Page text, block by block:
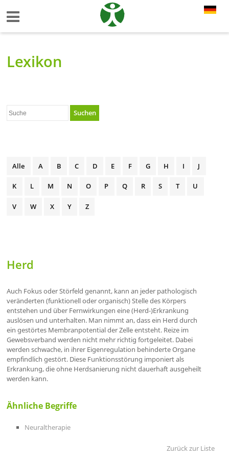
Lexikon
Suchen
Alle A B C D E F G H I J
K L M N O P Q R S T U
V W X Y Z
Herd
Auch Fokus oder Störfeld genannt, kann an jeder pathologisch
veränderten (funktionell oder organisch) Stelle des Körpers
entstehen und über Fernwirkungen eine (Herd-)Erkrankung
auslösen und unterhalten. Man nimmt an, dass ein Herd durch
ein gestörtes Membranpotential der Zelle entsteht. Reize im
Gewebsverband werden nicht mehr richtig fortgeleitet. Dabei
werden schwache, in ihrer Eigenregulation behinderte Organe
empfindlich gestört. Diese Funktionsstörung imponiert als
Erkrankung, die ohne Herdsanierung nicht dauerhaft ausgeheilt
werden kann.
Ähnliche Begriffe
Neuraltherapie
Zurück zur Liste